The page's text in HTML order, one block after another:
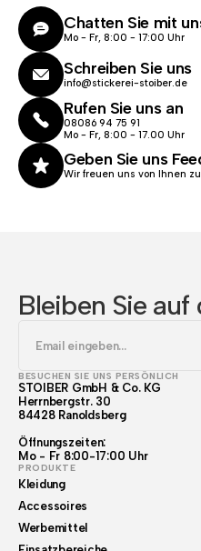
Chatten Sie mit
Mo - Fr, 8:00 - 17:00 Uhr
Schreiben Sie uns
info@stickerei-stoiber.de
Rufen Sie uns an
08086 94 75 91
Mo - Fr, 8:00 - 17.00 Uhr
Geben Sie uns
Wir freuen uns von Ihnen
Bleiben Sie
BESUCHEN SIE UNS PERSÖNLICH
STOIBER GmbH & Co. KG
Herrnbergstr. 30
84428 Ranoldsberg
Öffnungszeiten:
Mo - Fr 8:00-17:00 Uhr
PRODUKTE
Kleidung
Accessoires
Werbemittel